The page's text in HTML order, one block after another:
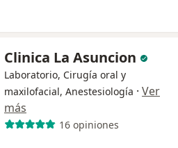
Clinica La Asuncion
Laboratorio, Cirugía oral y
maxilofacial, Anestesiología · Ver
más
16 opiniones